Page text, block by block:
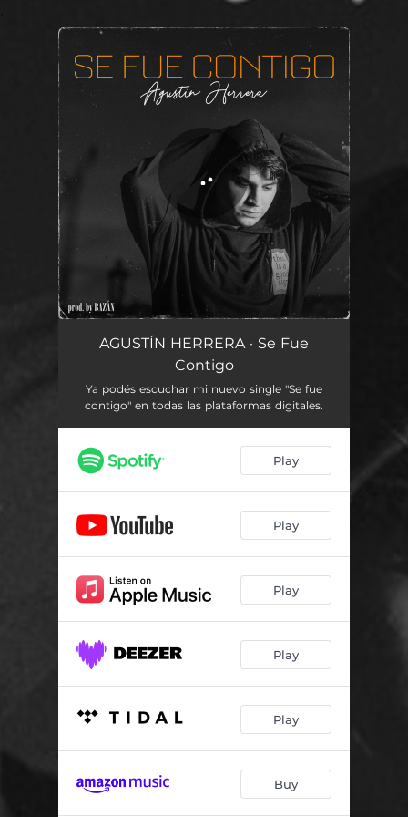
You're all set!
Se Fue Contigo 02:42
AGUSTÍN HERRERA · Se Fue
Contigo
Ya podés escuchar mi nuevo single "Se fue
contigo" en todas las plataformas digitales.
Play
Play
Play
Play
Play
Buy